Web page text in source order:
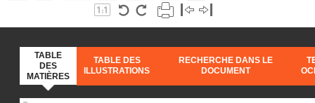
TABLE
DES
MATIÈRES
TABLE DES
ILLUSTRATIONS
RECHERCHE DANS LE
DOCUMENT